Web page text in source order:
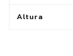
Altura